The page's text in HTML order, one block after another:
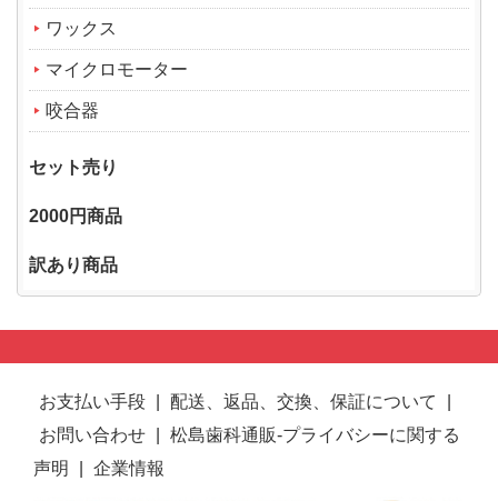
ワックス
マイクロモーター
咬合器
セット売り
2000円商品
訳あり商品
お支払い手段 配送、返品、交換、保証について
お問い合わせ
松島歯科通販-プライバシーに関する
声明
企業情報